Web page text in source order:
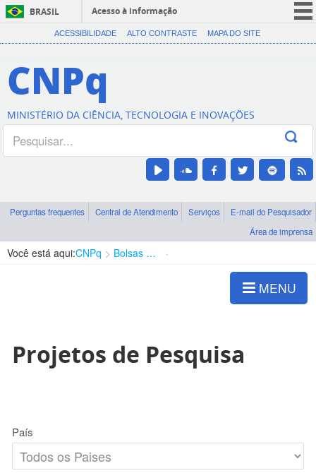
BRASIL
Acesso à informação
CORONAVÍRUS (COVID-19)
Canais
ACESSIBILIDADE ALTO CONTRASTE MAPA DO SITE
CNPq
MINISTÉRIO DA CIÊNCIA, TECNOLOGIA E INOVAÇÕES
Perguntas frequentes Central de Atendimento Serviços
E-mail do Pesquisador
Área de imprensa
Você está aqui:CNPq Bolsas e Auxílios Vigentes
MENU
Projetos de Pesquisa
País